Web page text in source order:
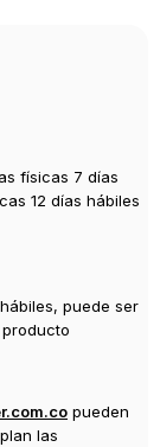
físicas 7 días
12 días hábiles
puede ser
pueden
las